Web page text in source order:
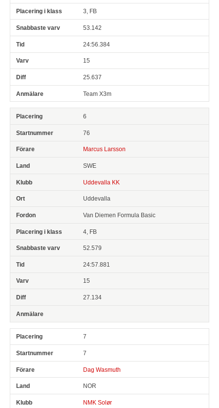
3, FB
53.142
24:56.384
15
25.637
Team X3m
6
76
Marcus Larsson
SWE
Uddevalla KK
Uddevalla
Van Diemen Formula Basic
4, FB
52.579
24:57.881
15
27.134
7
7
Dag Wasmuth
NOR
NMK Solør